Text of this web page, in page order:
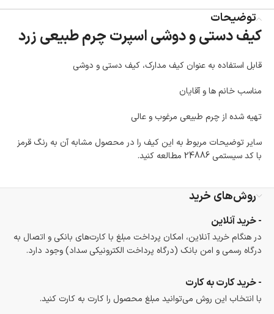
گارانتی معتبر برای تمامی محصولات ارائه می‌شود.توضیحات
کیف دستی و دوشی اسپرت چرم طبیعی زرد
قابل استفاده به عنوان کیف مدارک، کیف دستی و دوشی
مناسب خانم ها و آقایان
تهیه شده از چرم طبیعی مرغوب و عالی
سایر توضیحات مربوط به این کیف را در محصول مشابه آن به رنگ قرمز
با کد سیستمی 24886 مطالعه کنید.
روش‌های خرید
- خرید آنلاین
در هنگام خرید آنلاین، امکان پرداخت مبلغ با کارت‌های بانکی و اتصال به
درگاه رسمی و امن بانک (درگاه پرداخت الکترونیکی سداد) وجود دارد.
- خرید کارت به کارت
با انتخاب این روش می‌توانید مبلغ محصول را کارت به کارت کنید.